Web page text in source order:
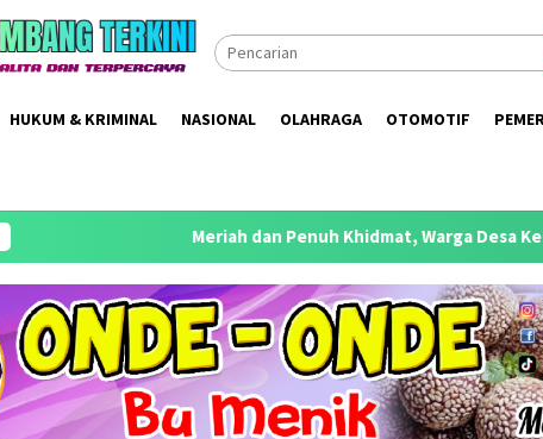
HUKUM & KRIMINAL NASIONAL OLAHRAGA OTOMOTIF
Meriah dan Penuh Khidmat, Warga Desa Keras Gelar Tradisi